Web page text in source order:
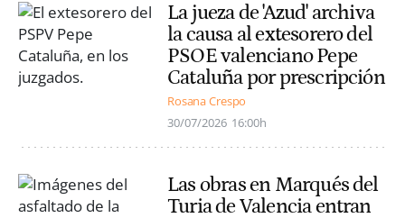
La jueza de 'Azud' archiva
la causa al extesorero del
PSOE valenciano Pepe
Cataluña por prescripción
Rosana Crespo
30/07/2026 16:00h
Las obras en Marqués del
Turia de Valencia entran